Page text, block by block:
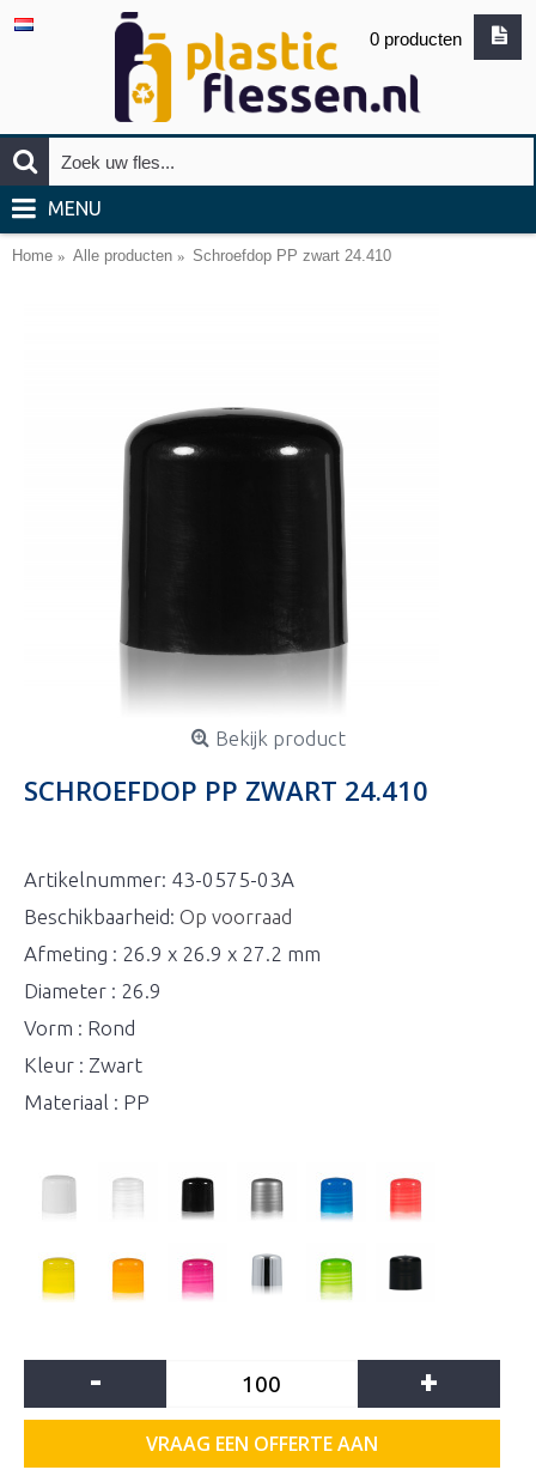
0 producten
MENU
Home Alle producten Schroefdop PP zwart 24.410
Bekijk product
SCHROEFDOP PP ZWART 24.410
Artikelnummer: 43-0575-03A
Beschikbaarheid: Op voorraad
Afmeting : 26.9 x 26.9 x 27.2 mm
Diameter : 26.9
Vorm : Rond
Kleur : Zwart
Materiaal : PP
- +
VRAAG EEN OFFERTE AAN